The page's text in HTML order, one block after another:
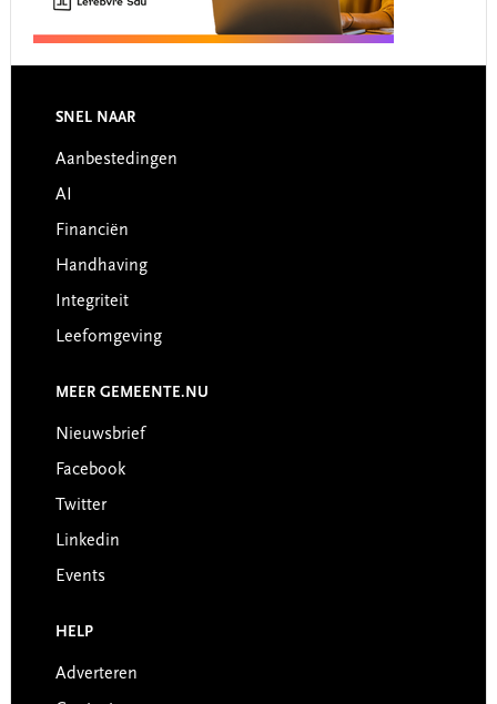
Footer
SNEL NAAR
Aanbestedingen
AI
Financiën
Handhaving
Integriteit
Leefomgeving
MEER GEMEENTE.NU
Nieuwsbrief
Facebook
Twitter
Linkedin
Events
HELP
Adverteren